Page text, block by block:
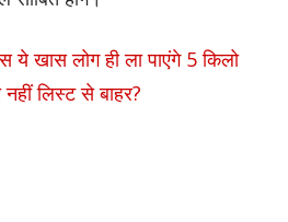
ये खास लोग ही ला पाएंगे 5 किलो
लिस्ट से बाहर?